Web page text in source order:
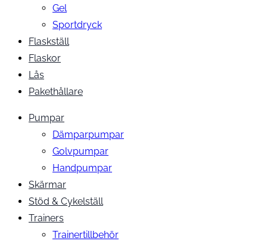
Gel
Sportdryck
Flaskställ
Flaskor
Lås
Pakethållare
Pumpar
Dämparpumpar
Golvpumpar
Handpumpar
Skärmar
Stöd & Cykelställ
Trainers
Trainertillbehör